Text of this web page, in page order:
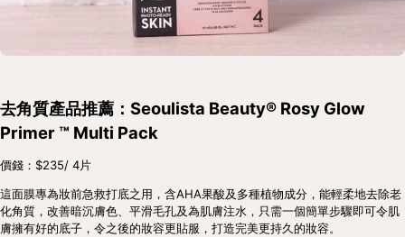
去角質產品推薦：Seoulista Beauty® Rosy Glow
Primer ™ Multi Pack
價錢：$235/ 4片
這面膜專為妝前急救打底之用，含AHA果酸及多種植物成分，能輕柔地去除老
化角質，改善暗沉膚色、平滑毛孔及為肌膚注水，只需一個簡單步驟即可令肌
膚擁有好的底子，令之後的妝容更貼服，打造完美更持久的妝容。